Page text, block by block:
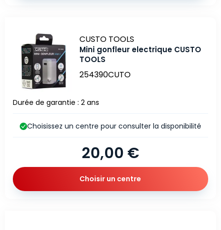
Marque
CUSTO TOOLS
Mini gonfleur electrique CUSTO
TOOLS
254390CUTO
Durée de garantie : 2 ans
20,00 €
Choisissez un centre pour consulter la disponibilité
Choisir un centre